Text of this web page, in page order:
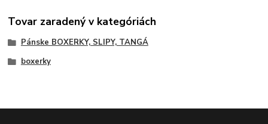
Tovar zaradený v kategóriách
Pánske BOXERKY, SLIPY, TANGÁ
boxerky